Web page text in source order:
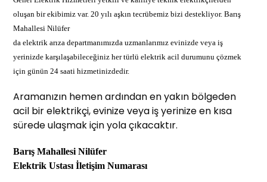
oluşan bir ekibimiz var. 20 yılı aşkın tecrübemiz bizi destekliyor. Barış
Mahallesi Nilüfer
da elektrik arıza departmanımızda uzmanlarımız evinizde veya iş
yerinizde karşılaşabileceğiniz her türlü elektrik acil durumunu çözmek
için günün 24 saati hizmetinizdedir.
Aramanızın hemen ardından en yakın bölgeden
acil bir elektrikçi, evinize veya iş yerinize en kısa
sürede ulaşmak için yola çıkacaktır.
Barış Mahallesi Nilüfer
Elektrik Ustası İletişim Numarası